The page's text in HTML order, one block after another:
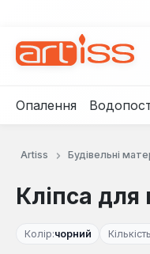
Опалення
Artiss Будівельні
Кліпса
Колір:чорний